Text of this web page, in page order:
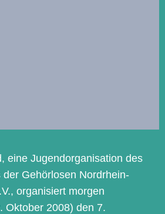
eine Jugendorganisation des
Gehörlosen Nordrhein-
organisiert morgen
Oktober 2008) den 7.